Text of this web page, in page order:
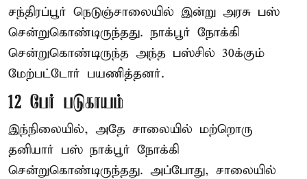
சந்திரப்பூர் நெடுஞ்சாலையில் இன்று அரசு பஸ்
சென்றுகொண்டிருந்தது. நாக்பூர் நோக்கி
சென்றுகொண்டிருந்த அந்த பஸ்சில் 30க்கும்
மேற்பட்டோர் பயணித்தனர்.
12 பேர் படுகாயம்
இந்நிலையில், அதே சாலையில் மற்றொரு
தனியார் பஸ் நாக்பூர் நோக்கி
சென்றுகொண்டிருந்தது. அப்போது, சாலையில்